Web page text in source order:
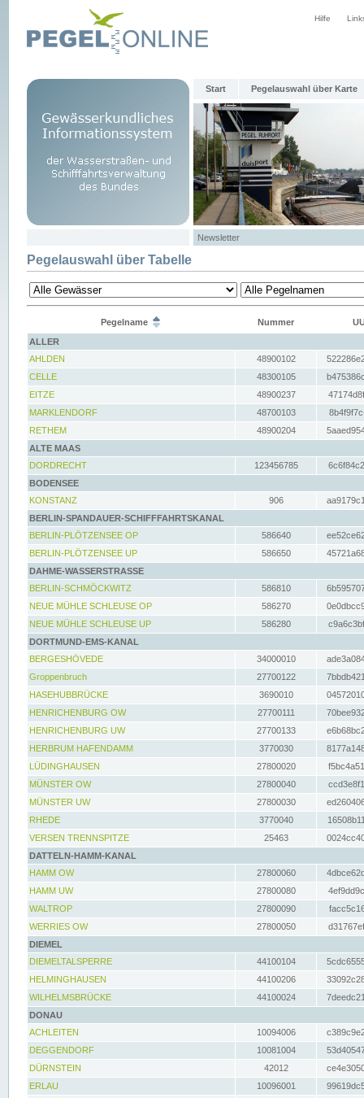
Hilfe
Start Pegelauswahl über Karte
Newsletter
Pegelauswahl über Tabelle
Pegelname Nummer
ALLER
AHLDEN
48900102
CELLE
48300105
EITZE
48900237
MARKLENDORF
48700103
RETHEM
48900204
ALTE MAAS
DORDRECHT
123456785
BODENSEE
KONSTANZ
906
BERLIN-SPANDAUER-SCHIFFFAHRTSKANAL
BERLIN-PLÖTZENSEE OP
586640
BERLIN-PLÖTZENSEE UP
586650
DAHME-WASSERSTRASSE
BERLIN-SCHMÖCKWITZ
586810
NEUE MÜHLE SCHLEUSE OP
586270
NEUE MÜHLE SCHLEUSE UP
586280
DORTMUND-EMS-KANAL
BERGESHÖVEDE
34000010
Groppenbruch
27700122
HASEHUBBRÜCKE
3690010
HENRICHENBURG OW
27700111
HENRICHENBURG UW
27700133
HERBRUM HAFENDAMM
3770030
LÜDINGHAUSEN
27800020
MÜNSTER OW
27800040
MÜNSTER UW
27800030
RHEDE
3770040
VERSEN TRENNSPITZE
25463
DATTELN-HAMM-KANAL
HAMM OW
27800060
HAMM UW
27800080
WALTROP
27800090
WERRIES OW
27800050
DIEMEL
DIEMELTALSPERRE
44100104
HELMINGHAUSEN
44100206
WILHELMSBRÜCKE
44100024
DONAU
ACHLEITEN
10094006
DEGGENDORF
10081004
DÜRNSTEIN
42012
ERLAU
10096001